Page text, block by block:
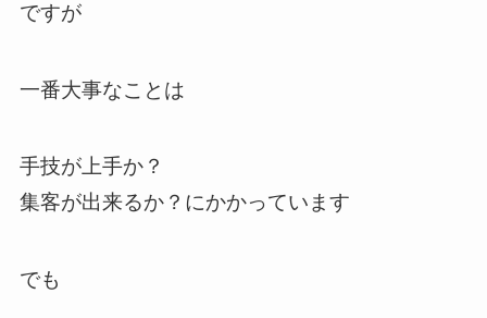
ですが
一番大事なことは
手技が上手か？
集客が出来るか？にかかっています
でも